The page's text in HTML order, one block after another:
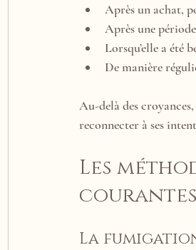
Après un achat,
Après une
Lorsqu’elle a été
De manière
Au-delà des
reconnecter à ses
Les
courantes
La